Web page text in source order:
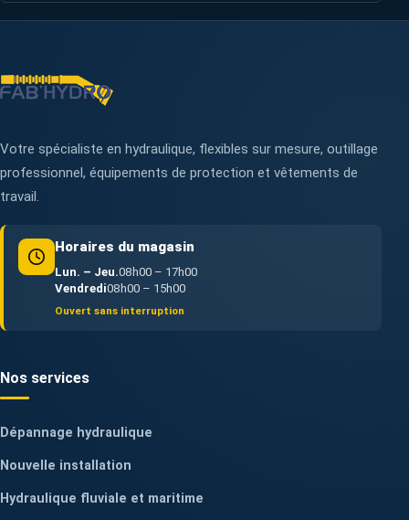
Votre spécialiste en hydraulique, flexibles sur mesure, outillage
professionnel, équipements de protection et vêtements de
travail.
Horaires du magasin
Lun. – Jeu.08h00 – 17h00
Vendredi08h00 – 15h00
Ouvert sans interruption
Nos services
Dépannage hydraulique
Nouvelle installation
Hydraulique fluviale et maritime